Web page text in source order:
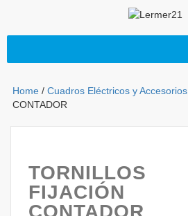
Home / Cuadros Eléctricos y Accesorios
CONTADOR
TORNILLOS
FIJACIÓN
CONTADOR